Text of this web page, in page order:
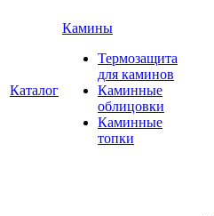
Каталог
Камины
Термозащита
для каминов
Каминные
облицовки
Каминные
топки